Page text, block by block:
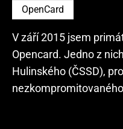
OpenCard
V září 2015 jsem
Opencard. Jedno z
Hulinského (ČSSD),